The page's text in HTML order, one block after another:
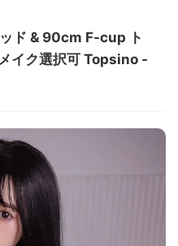
ッド & 90cm F-cup ト
イク選択可 Topsino -